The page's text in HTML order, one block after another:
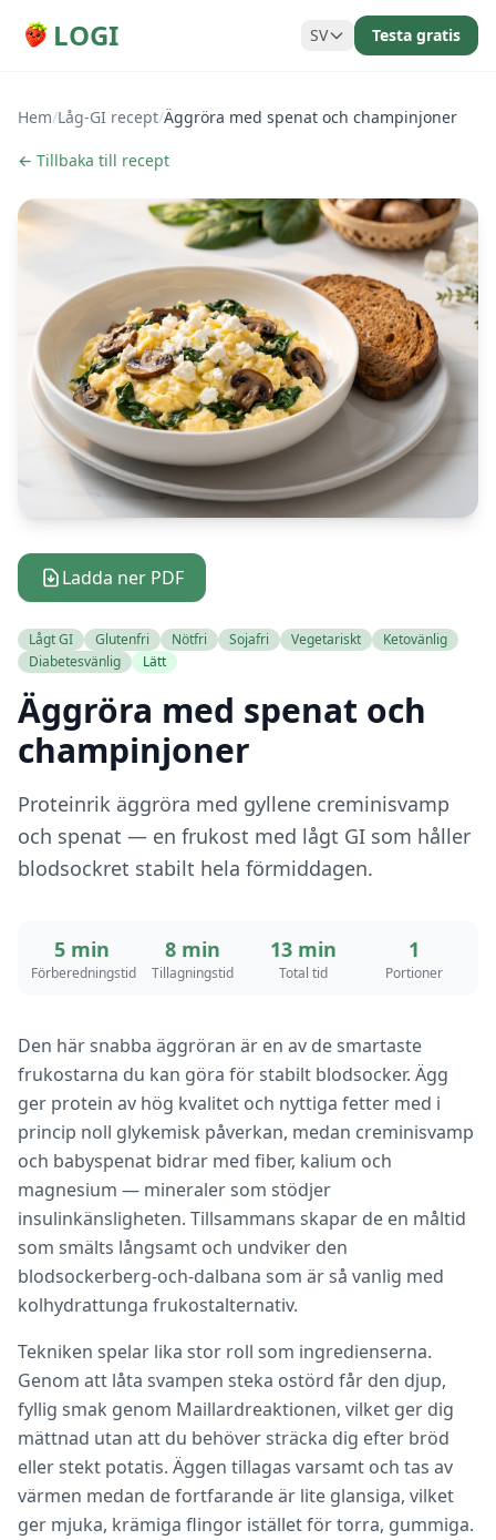
LOGI SV Testa gratis
Hem/Låg-GI recept/Äggröra med spenat och champinjoner
← Tillbaka till recept
Ladda ner PDF
Lågt GI Glutenfri Nötfri Sojafri Vegetariskt
Ketovänlig
Diabetesvänlig
Lätt
Äggröra med spenat och
champinjoner
Proteinrik äggröra med gyllene creminisvamp
och spenat — en frukost med lågt GI som håller
blodsockret stabilt hela förmiddagen.
5 min
Förberedningstid
8 min
Tillagningstid
13 min
Total tid
1
Portioner
Den här snabba äggröran är en av de smartaste
frukostarna du kan göra för stabilt blodsocker. Ägg
ger protein av hög kvalitet och nyttiga fetter med i
princip noll glykemisk påverkan, medan creminisvamp
och babyspenat bidrar med fiber, kalium och
magnesium — mineraler som stödjer
insulinkänsligheten. Tillsammans skapar de en måltid
som smälts långsamt och undviker den
blodsockerberg-och-dalbana som är så vanlig med
kolhydrattunga frukostalternativ.
Tekniken spelar lika stor roll som ingredienserna.
Genom att låta svampen steka ostörd får den djup,
fyllig smak genom Maillardreaktionen, vilket ger dig
mättnad utan att du behöver sträcka dig efter bröd
eller stekt potatis. Äggen tillagas varsamt och tas av
värmen medan de fortfarande är lite glansiga, vilket
ger mjuka, krämiga flingor istället för torra, gummiga.